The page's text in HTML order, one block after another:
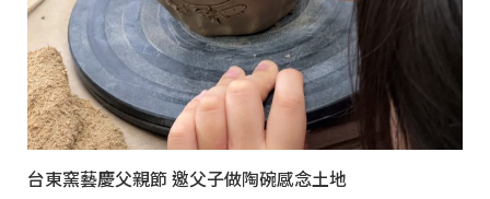
台東窯藝慶父親節 邀父子做陶碗感念土地